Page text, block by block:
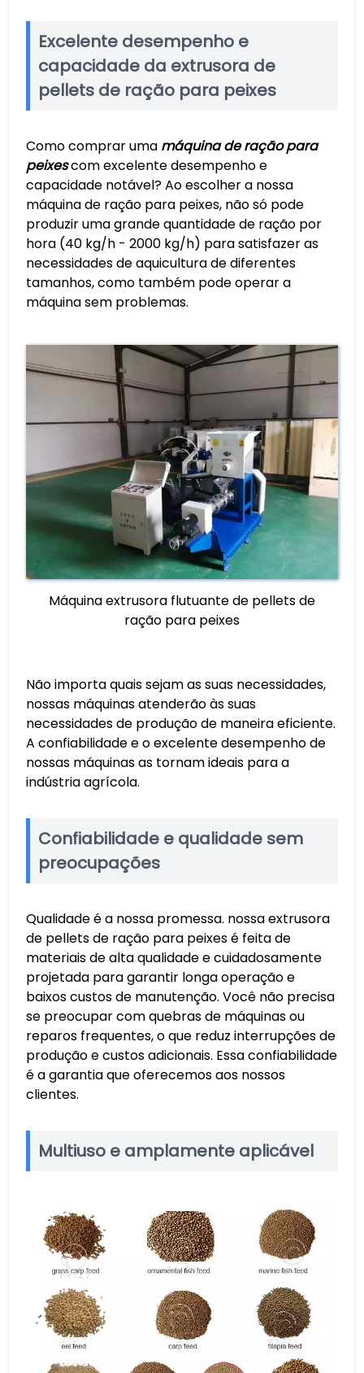
Excelente desempenho e
capacidade da extrusora de
pellets de ração para peixes
Como comprar uma máquina de ração para
peixescom excelente desempenho e
capacidade notável? Ao escolher a nossa
máquina de ração para peixes, não só pode
produzir uma grande quantidade de ração por
hora (40 kg/h - 2000 kg/h) para satisfazer as
necessidades de aquicultura de diferentes
tamanhos, como também pode operar a
máquina sem problemas.
Máquina extrusora flutuante de pellets de
ração para peixes
Não importa quais sejam as suas necessidades,
nossas máquinas atenderão às suas
necessidades de produção de maneira eficiente.
A confiabilidade e o excelente desempenho de
nossas máquinas as tornam ideais para a
indústria agrícola.
Confiabilidade e qualidade sem
preocupações
Qualidade é a nossa promessa. nossa extrusora
de pellets de ração para peixes é feita de
materiais de alta qualidade e cuidadosamente
projetada para garantir longa operação e
baixos custos de manutenção. Você não precisa
se preocupar com quebras de máquinas ou
reparos frequentes, o que reduz interrupções de
produção e custos adicionais. Essa confiabilidade
é a garantia que oferecemos aos nossos
clientes.
Multiuso e amplamente aplicável